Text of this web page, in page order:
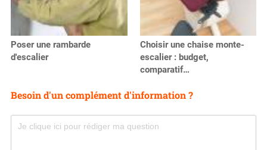
Poser une rambarde
d'escalier
Choisir une chaise monte-
escalier : budget,
comparatif…
Besoin d'un complément d'information ?